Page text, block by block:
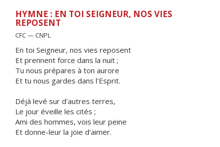
HYMNE : EN TOI SEIGNEUR, NOS VIES
REPOSENT
CFC — CNPL
En toi Seigneur, nos vies reposent
Et prennent force dans la nuit ;
Tu nous prépares à ton aurore
Et tu nous gardes dans l'Esprit.
Déjà levé sur d'autres terres,
Le jour éveille les cités ;
Ami des hommes, vois leur peine
Et donne-leur la joie d'aimer.